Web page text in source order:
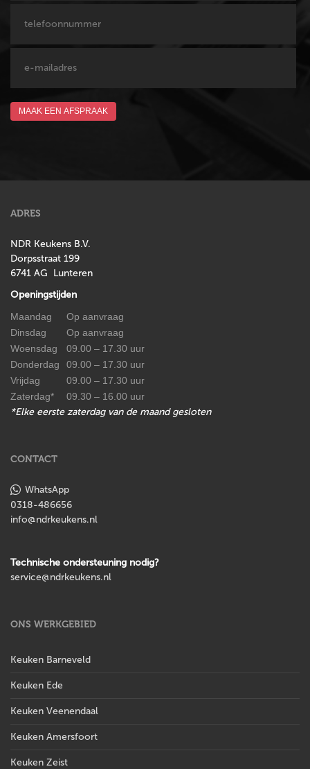
MAAK EEN AFSPRAAK
ADRES
NDR Keukens B.V.
Dorpsstraat 199
6741 AG Lunteren
Openingstijden
Maandag
Op aanvraag
Dinsdag
Op aanvraag
Woensdag
09.00 – 17.30 uur
Donderdag
09.00 – 17.30 uur
Vrijdag
09.00 – 17.30 uur
Zaterdag*
09.30 – 16.00 uur
*Elke eerste zaterdag van de maand gesloten
CONTACT
WhatsApp
0318-486656
info@ndrkeukens.nl
Technische ondersteuning nodig?
service@ndrkeukens.nl
ONS WERKGEBIED
Keuken Barneveld
Keuken Ede
Keuken Veenendaal
Keuken Amersfoort
Keuken Zeist